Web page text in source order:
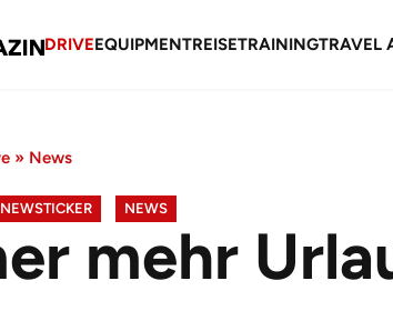
DRIVEEQUIPMENTREISETRAININGTRAVEL
» News
NEWS
mehr